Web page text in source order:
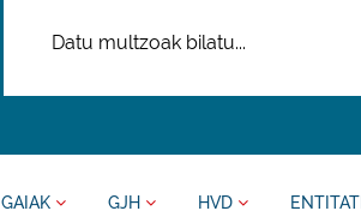
GAIAK GJH HVD